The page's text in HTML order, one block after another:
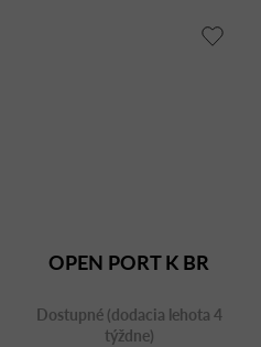
OPEN PORT K BR
Dostupné (dodacia lehota 4
týždne)